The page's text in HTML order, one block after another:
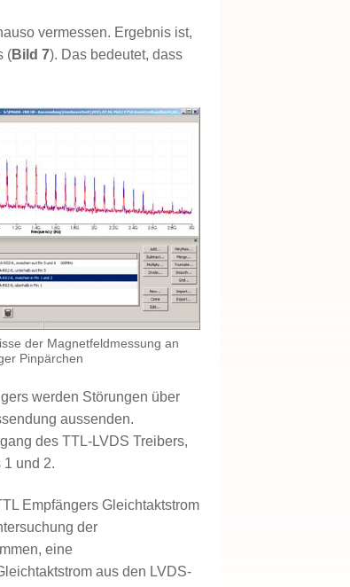
vermessen. Ergebnis ist,
(Bild 7). Das bedeutet, dass
der Magnetfeldmessung an
Pinpärchen
werden Störungen über
aussenden.
des TTL-LVDS Treibers,
und 2.
Empfängers Gleichtaktstrom
der
eine
aus den LVDS-